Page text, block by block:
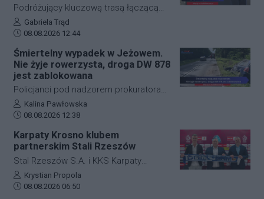
Podróżujący kluczową trasą łączącą
Jasło z Gorlicami muszą uzbroić się w
cierpliwość. Niespodziewane
zdarzenie drogowe w miejscowości
Przysieki doprowadziło do utrudnień na
drodze krajowej nr 28. Na miejscu
natychmiast pojawiła się policja, która
wprowadziła zmianę w organizacji
ruchu, by zabezpieczyć teren i uniknąć
Autor artykułu:
Gabriela Trąd
Data dodania artykułu:
08.08.2026 12:44
Śmiertelny wypadek w Jeżowem.
Nie żyje rowerzysta, droga DW 878
jest zablokowana
Policjanci pod nadzorem prokuratora
ustalają szczegółowe okoliczności
tragicznego wypadku, do którego
Jeżowe w powiecie niżańskim. W
wyniku zderzenia samochodu
osobowego z rowerzystą, śmierć na
miejscu poniósł kierujący jednośladem.
Droga wojewódzka nr 878 jest
Autor artykułu:
Kalina Pawłowska
Data dodania artykułu:
08.08.2026 12:38
Karpaty Krosno klubem
partnerskim Stali Rzeszów
Stal Rzeszów S.A. i KKS Karpaty
Krosno rozpoczęły oficjalną
współpracę. Kluby podpisały
Autor artykułu:
Krystian Propola
Data dodania artykułu:
08.08.2026 06:50